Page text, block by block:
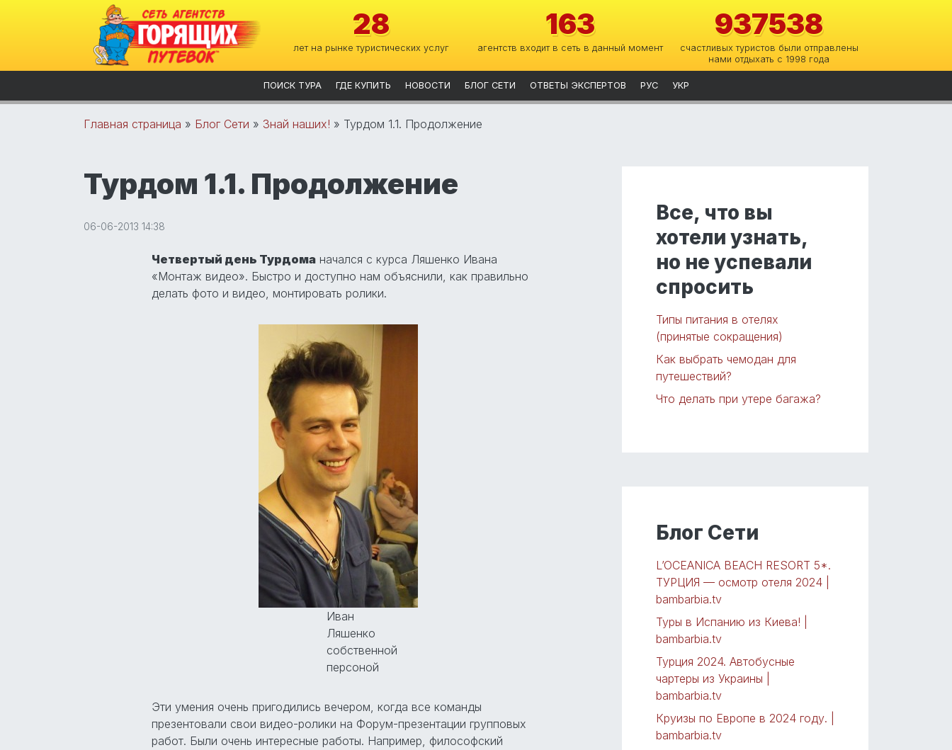
28
лет на рынке туристических услуг
163
агентств входит в сеть в данный момент
937538
счастливых туристов были отправлены
нами отдыхать с 1998 года
ПОИСК ТУРА ГДЕ КУПИТЬ НОВОСТИ БЛОГ СЕТИ ОТВЕТЫ ЭКСПЕРТОВ РУС УКР
Главная страница » Блог Сети » Знай наших! » Турдом 1.1. Продолжение
Турдом 1.1. Продолжение
06-06-2013 14:38
Четвертый день Турдома начался с курса Ляшенко Ивана
«Монтаж видео». Быстро и доступно нам объяснили, как правильно
делать фото и видео, монтировать ролики.
Иван
Ляшенко
собственной
персоной
Эти умения очень пригодились вечером, когда все команды
презентовали свои видео-ролики на Форум-презентации групповых
работ. Были очень интересные работы. Например, философский
Все, что вы
хотели узнать,
но не успевали
спросить
Типы питания в отелях
(принятые сокращения)
Как выбрать чемодан для
путешествий?
Что делать при утере багажа?
Блог Сети
L’OCEANICA BEACH RESORT 5*.
ТУРЦИЯ — осмотр отеля 2024 |
bambarbia.tv
Туры в Испанию из Киева! |
bambarbia.tv
Турция 2024. Автобусные
чартеры из Украины |
bambarbia.tv
Круизы по Европе в 2024 году. |
bambarbia.tv